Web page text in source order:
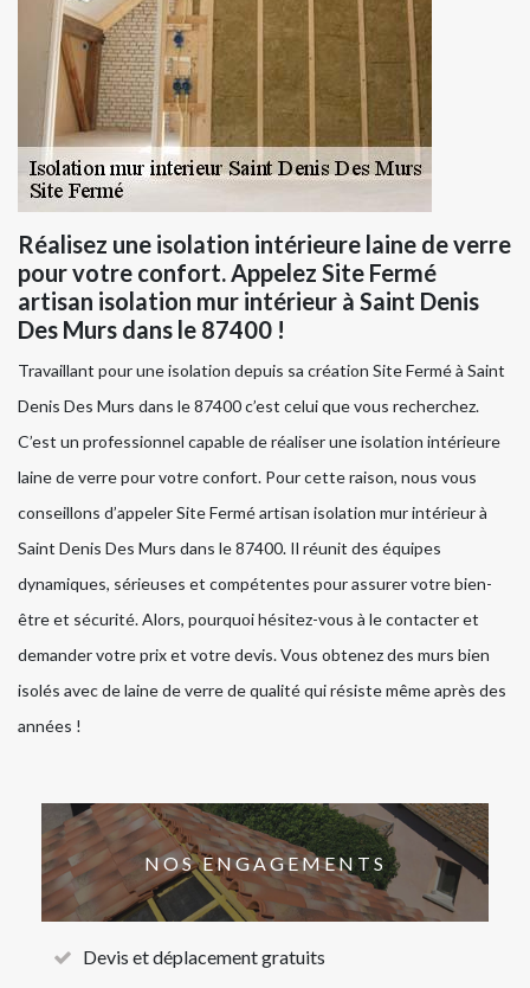
Réalisez une isolation intérieure laine de verre
pour votre confort. Appelez Site Fermé
artisan isolation mur intérieur à Saint Denis
Des Murs dans le 87400 !
Travaillant pour une isolation depuis sa création Site Fermé à Saint
Denis Des Murs dans le 87400 c’est celui que vous recherchez.
C’est un professionnel capable de réaliser une isolation intérieure
laine de verre pour votre confort. Pour cette raison, nous vous
conseillons d’appeler Site Fermé artisan isolation mur intérieur à
Saint Denis Des Murs dans le 87400. Il réunit des équipes
dynamiques, sérieuses et compétentes pour assurer votre bien-
être et sécurité. Alors, pourquoi hésitez-vous à le contacter et
demander votre prix et votre devis. Vous obtenez des murs bien
isolés avec de laine de verre de qualité qui résiste même après des
années !
NOS ENGAGEMENTS
Devis et déplacement gratuits